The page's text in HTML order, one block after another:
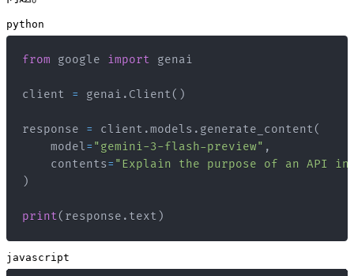
python
from google import
client = genai . Client( )
response = client .models . generate_content(
    model
= "gemini-3-flash-preview" ,
    contents
= "Explain the purpose of an API
)
print( response . text )
javascript